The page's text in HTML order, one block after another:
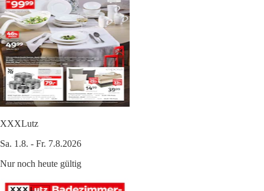
XXXLutz
Sa. 1.8. - Fr. 7.8.2026
Nur noch heute gültig